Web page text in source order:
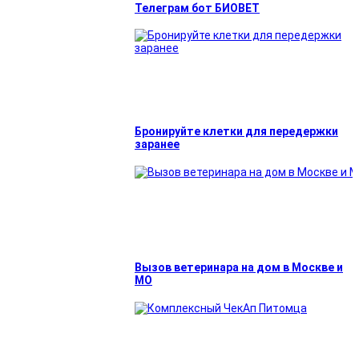
Телеграм бот БИОВЕТ
Бронируйте клетки для передержки
заранее
Вызов ветеринара на дом в Москве и
МО